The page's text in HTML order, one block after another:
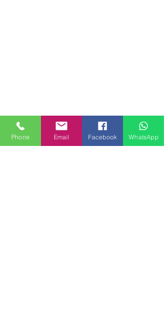
MILANHOUSES
Phone Email Facebook WhatsApp